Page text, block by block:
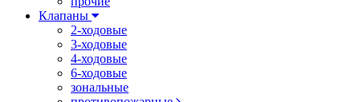
Клапаны
2-ходовые
3-ходовые
4-ходовые
6-ходовые
зональные